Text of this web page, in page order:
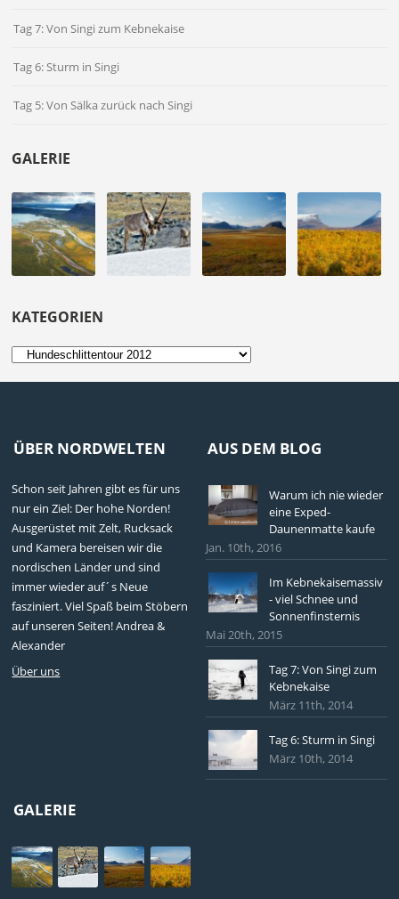
Tag 7: Von Singi zum Kebnekaise
Tag 6: Sturm in Singi
Tag 5: Von Sälka zurück nach Singi
GALERIE
KATEGORIEN
Kategorien
ÜBER NORDWELTEN
Schon seit Jahren gibt es für uns
nur ein Ziel: Der hohe Norden!
Ausgerüstet mit Zelt, Rucksack
und Kamera bereisen wir die
nordischen Länder und sind
immer wieder auf´s Neue
fasziniert. Viel Spaß beim Stöbern
auf unseren Seiten! Andrea &
Alexander
Über uns
AUS DEM BLOG
Warum ich nie wieder
eine Exped-
Daunenmatte kaufe
Jan. 10th, 2016
Im Kebnekaisemassiv
- viel Schnee und
Sonnenfinsternis
Mai 20th, 2015
Tag 7: Von Singi zum
Kebnekaise
März 11th, 2014
Tag 6: Sturm in Singi
März 10th, 2014
GALERIE